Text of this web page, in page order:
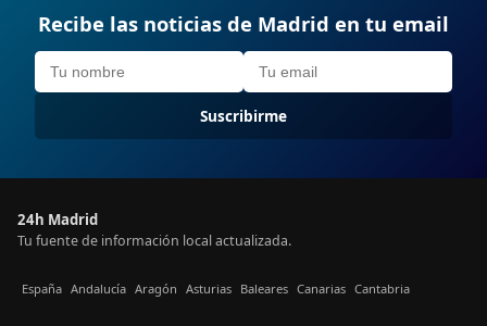
Recibe las noticias de Madrid en tu email
Suscribirme
24h Madrid
Tu fuente de información local actualizada.
España Andalucía Aragón Asturias Baleares Canarias Cantabria